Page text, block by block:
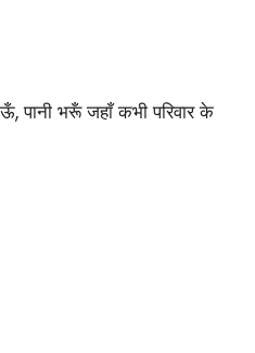
पानी भरूँ जहाँ कभी परिवार के